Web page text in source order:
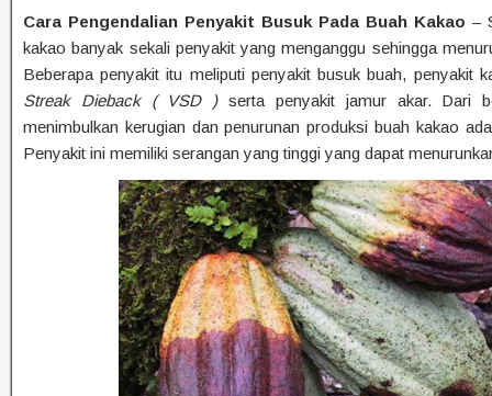
Cara Pengendalian Penyakit Busuk Pada Buah Kakao –
kakao banyak sekali penyakit yang menganggu sehingga
Beberapa penyakit itu meliputi penyakit busuk buah, penyakit
Streak Dieback ( VSD )serta penyakit jamur akar. Dari
menimbulkan kerugian dan penurunan produksi buah kakao
Penyakit ini memiliki serangan yang tinggi yang dapat